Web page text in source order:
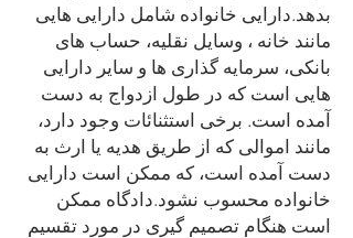
بدهد.دارایی خانواده شامل دارایی هایی
مانند خانه ، وسایل نقلیه، حساب های
بانکی، سرمایه گذاری ها و سایر دارایی
هایی است که در طول ازدواج به دست
آمده است. برخی استثنائات وجود دارد،
مانند اموالی که از طریق هدیه یا ارث به
دست آمده است، که ممکن است دارایی
خانواده محسوب نشود.دادگاه ممکن
است هنگام تصمیم گیری در مورد تقسیم